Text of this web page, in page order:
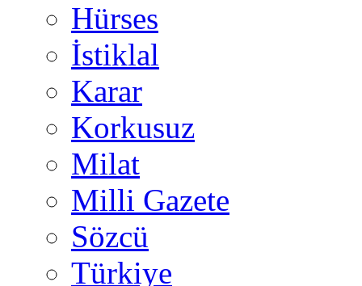
Hürses
İstiklal
Karar
Korkusuz
Milat
Milli Gazete
Sözcü
Türkiye